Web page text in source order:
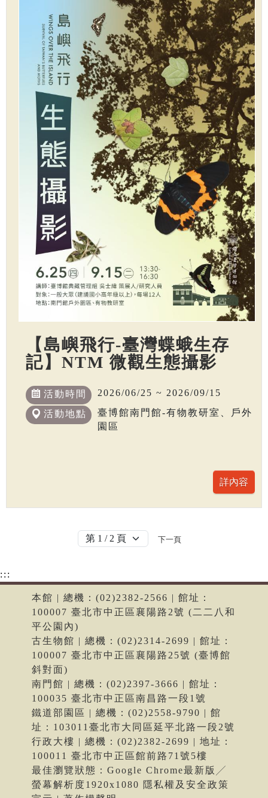
【島嶼飛行-臺灣蝶蛾生存
記】NTM 微觀生態攝影
活動時間 2026/06/25 ~ 2026/09/15
活動地點
臺博館南門館-有物教研室、戶外
園區
下一頁
:::
本館 | 總機：(02)2382-2566 | 館址：
100007 臺北市中正區襄陽路2號 (二二八和
平公園內)
古生物館 | 總機：(02)2314-2699 | 館址：
100007 臺北市中正區襄陽路25號 (臺博館
斜對面)
南門館 | 總機：(02)2397-3666 | 館址：
100035 臺北市中正區南昌路一段1號
鐵道部園區 | 總機：(02)2558-9790 | 館
址：103011臺北市大同區延平北路一段2號
行政大樓 | 總機：(02)2382-2699 | 地址：
100011 臺北市中正區館前路71號5樓
最佳瀏覽狀態：Google Chrome最新版╱
螢幕解析度1920x1080 隱私權及安全政策